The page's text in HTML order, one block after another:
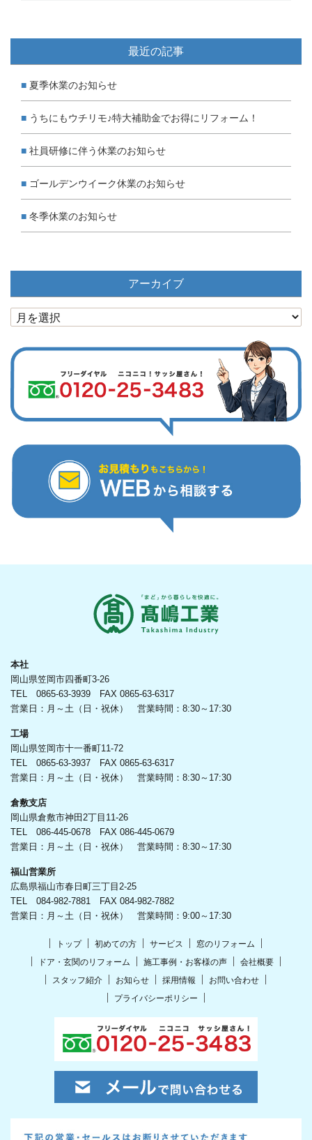
最近の記事
夏季休業のお知らせ
うちにもウチリモ♪特大補助金でお得にリフォーム！
社員研修に伴う休業のお知らせ
ゴールデンウイーク休業のお知らせ
冬季休業のお知らせ
アーカイブ
ア
カ
本社
岡山県笠岡市四番町3-26
TEL 0865-63-3939 FAX 0865-63-6317
営業日：月～土（日・祝休） 営業時間：8:30～17:30
工場
岡山県笠岡市十一番町11-72
TEL 0865-63-3937 FAX 0865-63-6317
営業日：月～土（日・祝休） 営業時間：8:30～17:30
倉敷支店
岡山県倉敷市神田2丁目11-26
TEL 086-445-0678 FAX 086-445-0679
営業日：月～土（日・祝休） 営業時間：8:30～17:30
福山営業所
広島県福山市春日町三丁目2-25
TEL 084-982-7881 FAX 084-982-7882
営業日：月～土（日・祝休） 営業時間：9:00～17:30
トップ 初めての方 サービス 窓のリフォーム
ドア・玄関のリフォーム 施工事例・お客様の声 会社概要
スタッフ紹介 お知らせ 採用情報 お問い合わせ
プライバシーポリシー